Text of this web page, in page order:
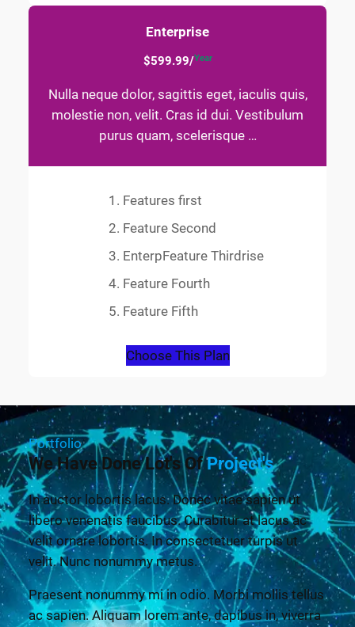
Enterprise
$599.99/Year
Nulla neque dolor, sagittis eget, iaculis quis,
molestie non, velit. Cras id dui. Vestibulum
purus quam, scelerisque …
Features first
Feature Second
EnterpFeature Thirdrise
Feature Fourth
Feature Fifth
Choose This Plan
Portfolio
We Have Done Lot's OfProject's
In auctor lobortis lacus. Donec vitae sapien ut
libero venenatis faucibus. Curabitur at lacus ac
velit ornare lobortis. In consectetuer turpis ut
velit. Nunc nonummy metus.
Praesent nonummy mi in odio. Morbi mollis tellus
ac sapien. Aliquam lorem ante, dapibus in, viverra